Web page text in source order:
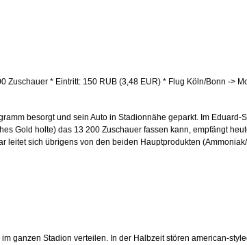
Zuschauer * Eintritt: 150 RUB (3,48 EUR) * Flug Köln/Bonn ->
besorgt und sein Auto in Stadionnähe geparkt. Im Eduard-
Gold holte) das 13 200 Zuschauer fassen kann, empfängt
leitet sich übrigens von den beiden Hauptprodukten
ganzen Stadion verteilen. In der Halbzeit stören american-